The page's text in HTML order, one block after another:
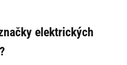
elektrických